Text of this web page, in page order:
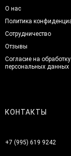
О нас
Политика
Сотрудничество
Отзывы
Согласие на обработку
персональных данных
КОНТАКТЫ
+7 (995) 619 9242